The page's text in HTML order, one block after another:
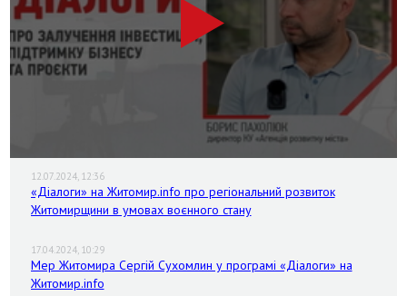
12.07.2024, 12:36
«Діалоги» на Житомир.info про регіональний розвиток
Житомирщини в умовах воєнного стану
17.04.2024, 10:29
Мер Житомира Сергій Сухомлин у програмі «Діалоги» на
Житомир.info